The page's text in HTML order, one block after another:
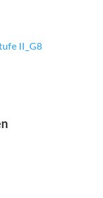
II_G8